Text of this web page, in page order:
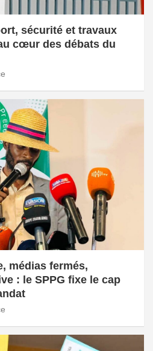
sécurité et travaux
cœur des débats du
médias fermés,
: le SPPG fixe le cap